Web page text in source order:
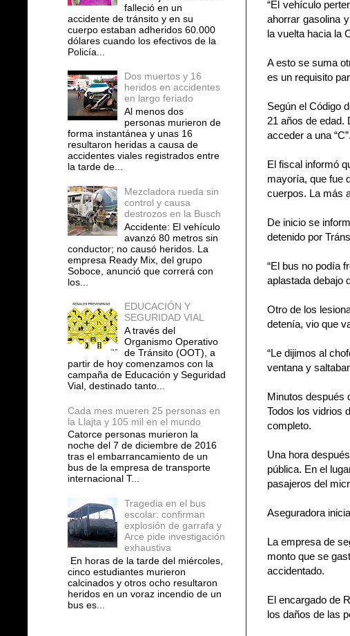
“El vehículo
ahorrar gasolina
la vuelta hacia la
A esto se suma
es un requisito
Según el Código
21 años de edad.
acceder a una
El fiscal informó
mayoría, que fue
cuerpos. La más
De inicio se
detenido por
“El bus no podía
aplastada debajo
Otro de los
detenía, vio que
“Le dijimos al
ventana y
Minutos después
Todos los vidrios
completo.
Una hora
pública. En el
pasajeros del
Aseguradora
La empresa de
monto que se
accidentado.
El encargado de
los daños de las
falleció en un
accidente de tránsito y en su
cuerpo estaban adheridos 60.000
dólares cuando los efectivos de la
Policía...
Dos muertos y 16
heridos en accidentes
en largo feriado
Al menos dos
personas murieron de
forma instantánea y unas 16
resultaron heridas a causa de
accidentes viales registrados entre
la tarde de...
Mezcladora rueda sin
control y causa
destrozos en la Busch
Accidente: El vehículo
avanzó 80 metros sin
conductor; no causó heridos. La
empresa Ready Mix, del grupo
Soboce, anunció que correrá con
los...
EDUCACIÓN Y
SEGURIDAD VIAL
A través del
Organismo Operativo
de Tránsito (OOT), a
partir de hoy comenzamos con la
campaña de Educación y Seguridad
Vial, destinado tanto...
Cada mes mueren 25 personas en
la Llajta y 105 mil en el mundo
Catorce personas murieron la
noche del 7 de diciembre de 2016
tras el embarrancamiento de un
bus de la empresa de transporte
internacional T...
Tragedia en el bus
escolar: confirman
explosión de garrafa y
Arce pide investigación
exhaustiva
En horas de la tarde del miércoles,
cinco estudiantes murieron
calcinados y otros ocho resultaron
heridos en un voraz incendio de un
bus es...